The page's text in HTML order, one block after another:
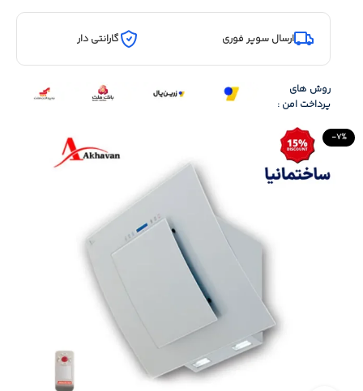
-7%
ارسال سوپر فوری گارانتی دار
روش های
پرداخت امن :